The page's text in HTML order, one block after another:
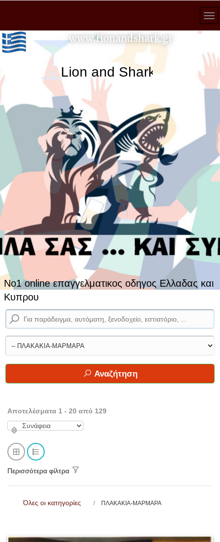
No1 online επαγγελματικος οδηγος Ελλαδας και
Κυπρου
www.lionandshark.gr
Lion and Shark κάθε
Αναζήτηση
Αποτελέσματα 1 - 20 από 129
Περισσότερα φίλτρα
Όλες οι κατηγορίες ΠΛΑΚΑΚΙΑ-ΜΑΡΜΑΡΑ